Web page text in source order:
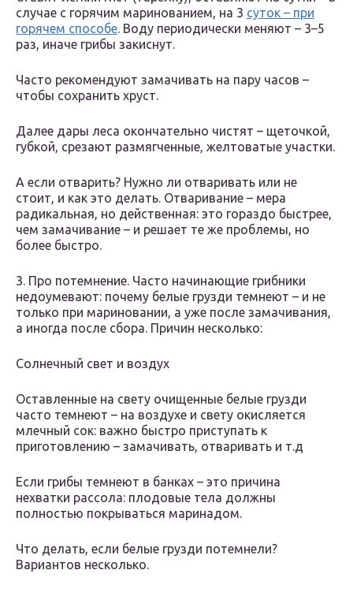
случае с горячим маринованием, на 3 суток – при
горячем способе. Воду периодически меняют – 3–5
раз, иначе грибы закиснут.
Часто рекомендуют замачивать на пару часов –
чтобы сохранить хруст.
Далее дары леса окончательно чистят – щеточкой,
губкой, срезают размягченные, желтоватые участки.
А если отварить? Нужно ли отваривать или не
стоит, и как это делать. Отваривание – мера
радикальная, но действенная: это гораздо быстрее,
чем замачивание – и решает те же проблемы, но
более быстро.
3. Про потемнение. Часто начинающие грибники
недоумевают: почему белые грузди темнеют – и не
только при мариновании, а уже после замачивания,
а иногда после сбора. Причин несколько:
Солнечный свет и воздух
Оставленные на свету очищенные белые грузди
часто темнеют – на воздухе и свету окисляется
млечный сок: важно быстро приступать к
приготовлению – замачивать, отваривать и т.д
Если грибы темнеют в банках – это причина
нехватки рассола: плодовые тела должны
полностью покрываться маринадом.
Что делать, если белые грузди потемнели?
Вариантов несколько.